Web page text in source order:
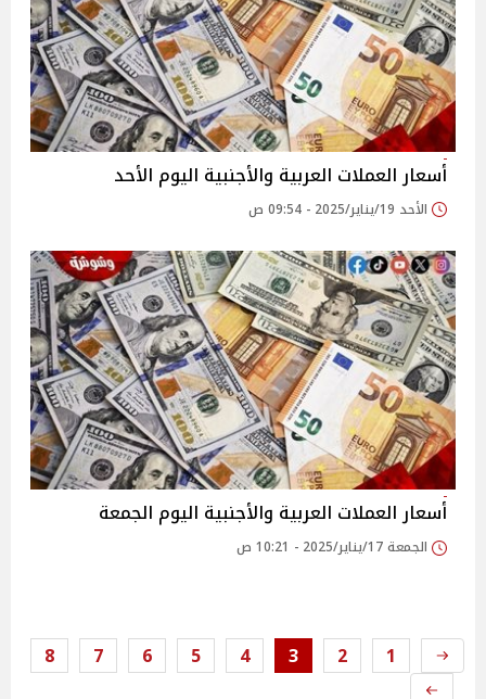
أسعار العملات العربية والأجنبية اليوم الأحد
الأحد 19/يناير/2025 - 09:54 ص
أسعار العملات العربية والأجنبية اليوم الجمعة
الجمعة 17/يناير/2025 - 10:21 ص
1
2
3
4
5
6
7
8